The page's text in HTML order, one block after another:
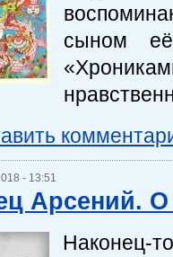
сыном
- 13:51
Арсений. О
Наконец-